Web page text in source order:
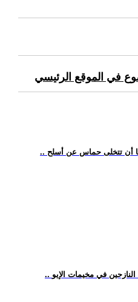
في الموقع الرئيسي
إما أن تتخلى حماس عن أسلح
في مخيمات الإيو